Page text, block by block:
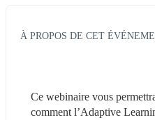
À PROPOS DE CET
Ce webinaire vous
comment l’Adaptive